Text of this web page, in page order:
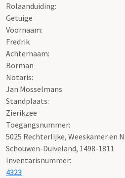
Rolaanduiding:
Getuige
Voornaam:
Fredrik
Achternaam:
Borman
Notaris:
Jan Mosselmans
Standplaats:
Zierikzee
Toegangsnummer:
5025 Rechterlijke, Weeskamer en
Schouwen-Duiveland, 1498-1811
Inventarisnummer:
4323